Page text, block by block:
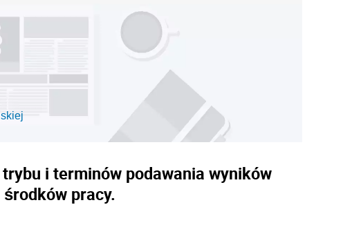
i terminów podawania wyników
pracy.